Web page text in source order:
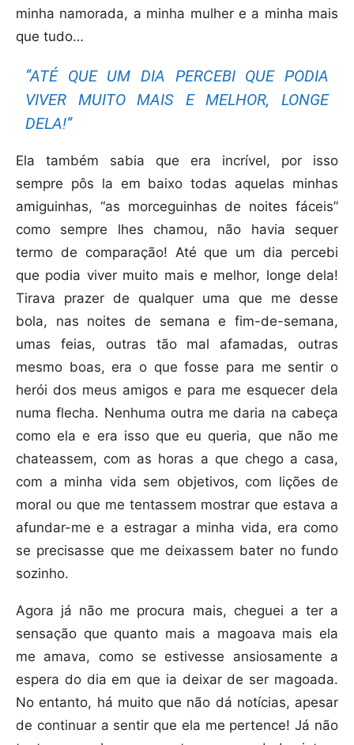
minha namorada, a minha mulher e a minha mais
que tudo…
“ATÉ QUE UM DIA PERCEBI QUE PODIA
VIVER MUITO MAIS E MELHOR, LONGE
DELA!”
Ela também sabia que era incrível, por isso
sempre pôs la em baixo todas aquelas minhas
amiguinhas, “as morceguinhas de noites fáceis”
como sempre lhes chamou, não havia sequer
termo de comparação! Até que um dia percebi
que podia viver muito mais e melhor, longe dela!
Tirava prazer de qualquer uma que me desse
bola, nas noites de semana e fim-de-semana,
umas feias, outras tão mal afamadas, outras
mesmo boas, era o que fosse para me sentir o
herói dos meus amigos e para me esquecer dela
numa flecha. Nenhuma outra me daria na cabeça
como ela e era isso que eu queria, que não me
chateassem, com as horas a que chego a casa,
com a minha vida sem objetivos, com lições de
moral ou que me tentassem mostrar que estava a
afundar-me e a estragar a minha vida, era como
se precisasse que me deixassem bater no fundo
sozinho.
Agora já não me procura mais, cheguei a ter a
sensação que quanto mais a magoava mais ela
me amava, como se estivesse ansiosamente a
espera do dia em que ia deixar de ser magoada.
No entanto, há muito que não dá notícias, apesar
de continuar a sentir que ela me pertence! Já não